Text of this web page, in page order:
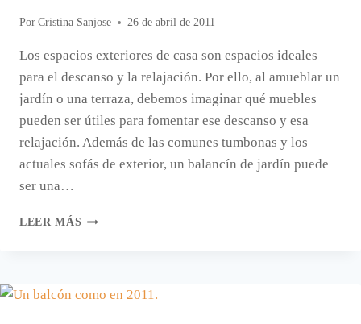
Por Cristina Sanjose 26 de abril de 2011
Los espacios exteriores de casa son espacios ideales
para el descanso y la relajación. Por ello, al amueblar un
jardín o una terraza, debemos imaginar qué muebles
pueden ser útiles para fomentar ese descanso y esa
relajación. Además de las comunes tumbonas y los
actuales sofás de exterior, un balancín de jardín puede
ser una…
LEER MÁS UN